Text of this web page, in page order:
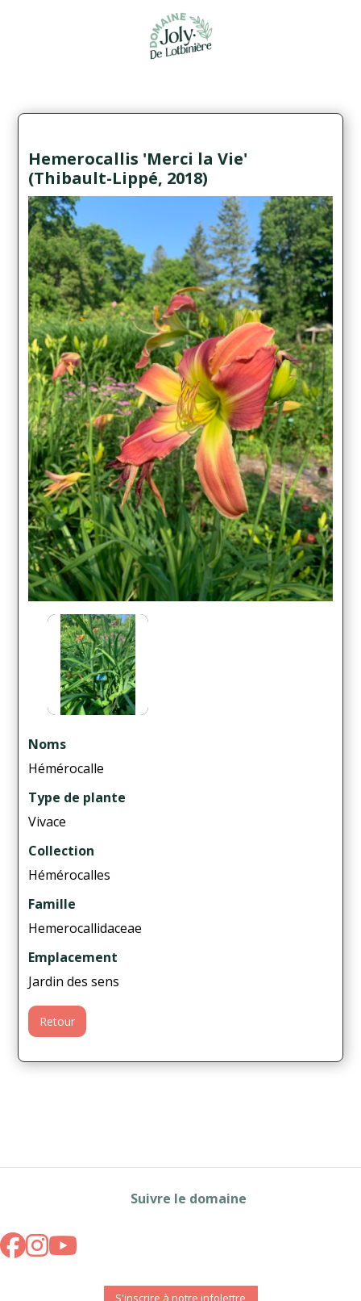
Hemerocallis 'Merci la Vie'
(Thibault-Lippé, 2018)
Noms
Hémérocalle
Type de plante
Vivace
Collection
Hémérocalles
Famille
Hemerocallidaceae
Emplacement
Jardin des sens
Retour
Suivre le domaine
S'inscrire à notre infolettre